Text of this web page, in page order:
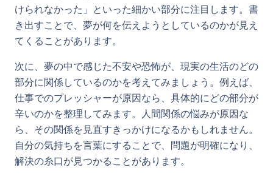
けられなかった」といった細かい部分に注目します。書
き出すことで、夢が何を伝えようとしているのかが見え
てくることがあります。
次に、夢の中で感じた不安や恐怖が、現実の生活のどの
部分に関係しているのかを考えてみましょう。例えば、
仕事でのプレッシャーが原因なら、具体的にどの部分が
辛いのかを整理してみます。人間関係の悩みが原因な
ら、その関係を見直すきっかけになるかもしれません。
自分の気持ちを言葉にすることで、問題が明確になり、
解決の糸口が見つかることがあります。